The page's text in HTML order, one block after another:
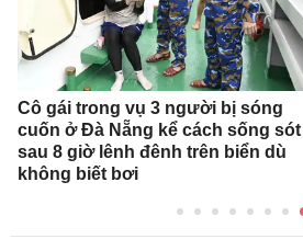
Cô gái trong vụ 3 người bị sóng
cuốn ở Đà Nẵng kể cách sống sót
sau 8 giờ lênh đênh trên biển dù
không biết bơi